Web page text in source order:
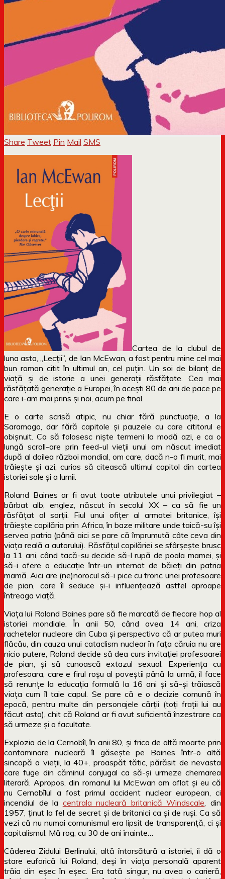
Share Tweet Pin Mail SMS
Cartea de la clubul de
luna asta, „Lecții”, de Ian McEwan, a fost pentru mine cel mai
bun roman citit în ultimul an, cel puțin. Un soi de bilanț de
viață și de istorie a unei generații răsfățate. Cea mai
răsfățată generație a Europei, în acești 80 de ani de pace pe
care i-am mai prins și noi, acum pe final.
E o carte scrisă atipic, nu chiar fără punctuație, a la
Saramago, dar fără capitole și pauzele cu care cititorul e
obișnuit. Ca să folosesc niște termeni la modă azi, e ca o
lungă scroll-are prin feed-ul vieții unui om născut imediat
după al doilea război mondial, om care, dacă n-o fi murit, mai
trăiește și azi, curios să citească ultimul capitol din cartea
istoriei sale și a lumii.
Roland Baines ar fi avut toate atributele unui privilegiat –
bărbat alb, englez, născut în secolul XX – ca să fie un
răsfățat al sorții. Fiul unui ofițer al armatei britanice, își
trăiește copilăria prin Africa, în baze militare unde taică-su își
servea patria (până aici se pare că împrumută câte ceva din
viața reală a autorului). Răsfățul copilăriei se sfârșește brusc
la 11 ani, când tacă-su decide să-l rupă de poala mamei, și
să-i ofere o educație într-un internat de băieți din patria
mamă. Aici are (ne)norocul să-i pice cu tronc unei profesoare
de pian, care îl seduce și-i influențează astfel aproape
întreaga viață.
Viața lui Roland Baines pare să fie marcată de fiecare hop al
istoriei mondiale. În anii 50, când avea 14 ani, criza
rachetelor nucleare din Cuba și perspectiva că ar putea muri
flăcău, din cauza unui cataclism nuclear în fața căruia nu are
nicio putere, Roland decide să dea curs invitației profesoarei
de pian, și să cunoască extazul sexual. Experiența cu
profesoara, care e firul roșu al poveștii până la urmă, îl face
să renunțe la educația formală la 16 ani și să-și trăiască
viața cum îl taie capul. Se pare că e o decizie comună în
epocă, pentru multe din personajele cărții (toți frații lui au
făcut asta), chit că Roland ar fi avut suficientă înzestrare ca
să urmeze și o facultate.
Explozia de la Cernobîl, în anii 80, și frica de altă moarte prin
contaminare nucleară îl găsește pe Baines într-o altă
sincopă a vieții, la 40+, proaspăt tătic, părăsit de nevasta
care fuge din căminul conjugal ca să-și urmeze chemarea
literară. Apropos, din romanul lui McEwan am aflat și eu că
nu Cernobîlul a fost primul accident nuclear european, ci
incendiul de la centrala nucleară britanică Windscale , din
1957, ținut la fel de secret și de britanici ca și de ruși. Ca să
vezi că nu numai comunismul era lipsit de transparență, ci și
capitalismul. Mă rog, cu 30 de ani înainte…
Căderea Zidului Berlinului, altă întorsătură a istoriei, îi dă o
stare euforică lui Roland, deși în viața personală aparent
trăia din eșec în eșec. Era tată singur, nu avea o carieră,